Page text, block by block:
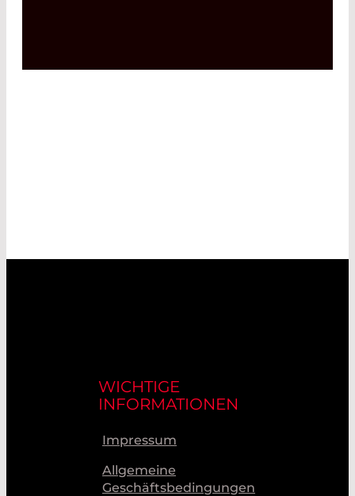
WICHTIGE
INFORMATIONEN
Impressum
Allgemeine
Geschäftsbedingungen